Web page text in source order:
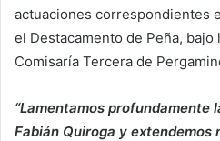
actuaciones correspondientes
el Destacamento de Peña,
Comisaría Tercera de
“Lamentamos profundamente
Fabián Quiroga y extendemos